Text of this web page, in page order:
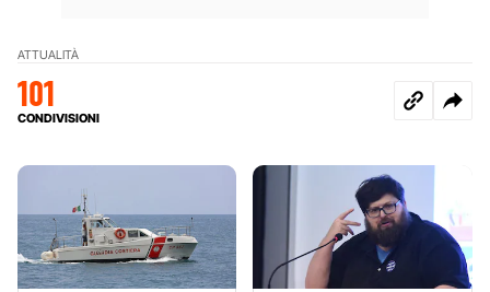
ATTUALITÀ
101
CONDIVISIONI